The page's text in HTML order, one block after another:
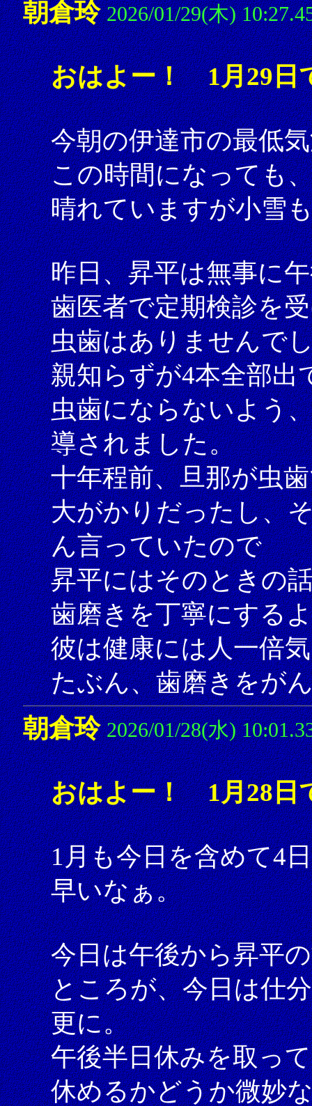
朝倉玲 2026/01/29(木)
おはよー！ 1月29日
今朝の伊達市の最低
この時間になっても
晴れていますが小雪
昨日、昇平は無事に
歯医者で定期検診を
虫歯はありませんで
親知らずが4本全部出
虫歯にならないよう
導されました。
十年程前、旦那が虫
大がかりだったし、
ん言っていたので
昇平にはそのときの
歯磨きを丁寧にする
彼は健康には人一倍
たぶん、歯磨きをが
朝倉玲 2026/01/28(水)
おはよー！ 1月28日
1月も今日を含めて4
早いなぁ。
今日は午後から昇平
ところが、今日は仕
更に。
午後半日休みを取っ
休めるかどうか微妙